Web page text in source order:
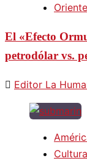
El «Efecto
petrodólar vs.
Editor La
Cultura